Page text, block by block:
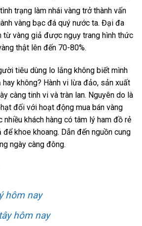
trạng làm nhái vàng trở thành vấn
vàng bạc đá quý nước ta. Đại đa
từ vàng giả được ngụy trang hình thức
thật lên đến 70-80%.
tiêu dùng lo lắng không biết mình
không? Hành vi lừa đảo, sản xuất
càng tinh vi và tràn lan. Nguyên do là
đối với hoạt động mua bán vàng
nhiều khách hàng có tâm lý ham đồ rẻ
khoe khoang. Dẫn đến nguồn cung
ngày càng đông.
hôm nay
hôm nay